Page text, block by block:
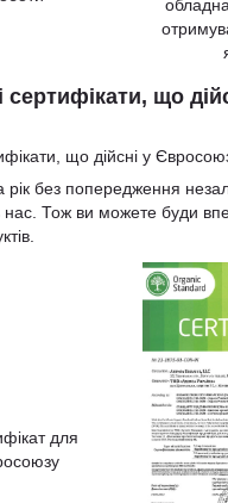
сертифікати, що
що дійсні у
рік без попередження
нас. Тож ви можете буди
для